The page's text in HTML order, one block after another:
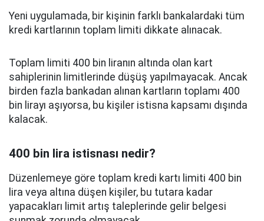
Yeni uygulamada, bir kişinin farklı bankalardaki tüm
kredi kartlarının toplam limiti dikkate alınacak.
Toplam limiti 400 bin liranın altında olan kart
sahiplerinin limitlerinde düşüş yapılmayacak. Ancak
birden fazla bankadan alınan kartların toplamı 400
bin lirayı aşıyorsa, bu kişiler istisna kapsamı dışında
kalacak.
400 bin lira istisnası nedir?
Düzenlemeye göre toplam kredi kartı limiti 400 bin
lira veya altına düşen kişiler, bu tutara kadar
yapacakları limit artış taleplerinde gelir belgesi